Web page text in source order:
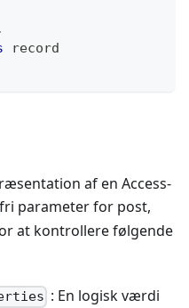
record
af en Access-
parameter for post,
at kontrollere følgende
: En logisk værdi